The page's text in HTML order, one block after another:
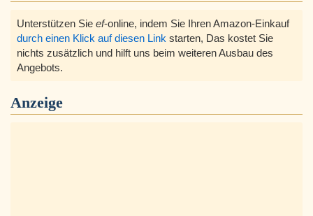
Unterstützen Sie ef-online, indem Sie Ihren Amazon-Einkauf
durch einen Klick auf diesen Link starten, Das kostet Sie
nichts zusätzlich und hilft uns beim weiteren Ausbau des
Angebots.
Anzeige